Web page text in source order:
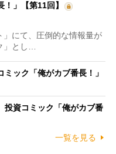
！」【第11回】
にて、圧倒的な情報量が
」とし…
ック「俺がカブ番長！」
資コミック「俺がカブ番
一覧を見る